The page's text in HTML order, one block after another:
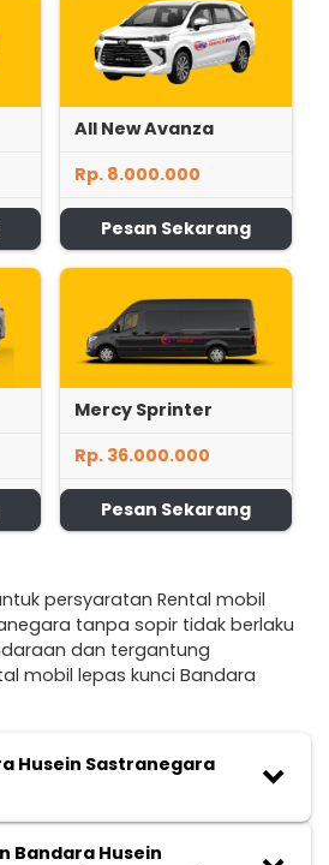
All New Avanza
Rp. 8.000.000
Pesan Sekarang
Mercy Sprinter
Rp. 36.000.000
Pesan Sekarang
persyaratan Rental mobil
tanpa sopir tidak berlaku
dan tergantung
mobil lepas kunci Bandara
Husein Sastranegara
keyboard_arrow_down
Bandara Husein